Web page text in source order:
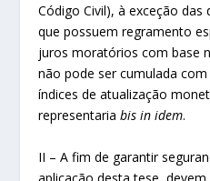
Código Civil), à exceção das
que possuem regramento
juros moratórios com base
não pode ser cumulada
índices de atualização
representariabis in idem.
II – A fim de garantir
aplicação desta tese,